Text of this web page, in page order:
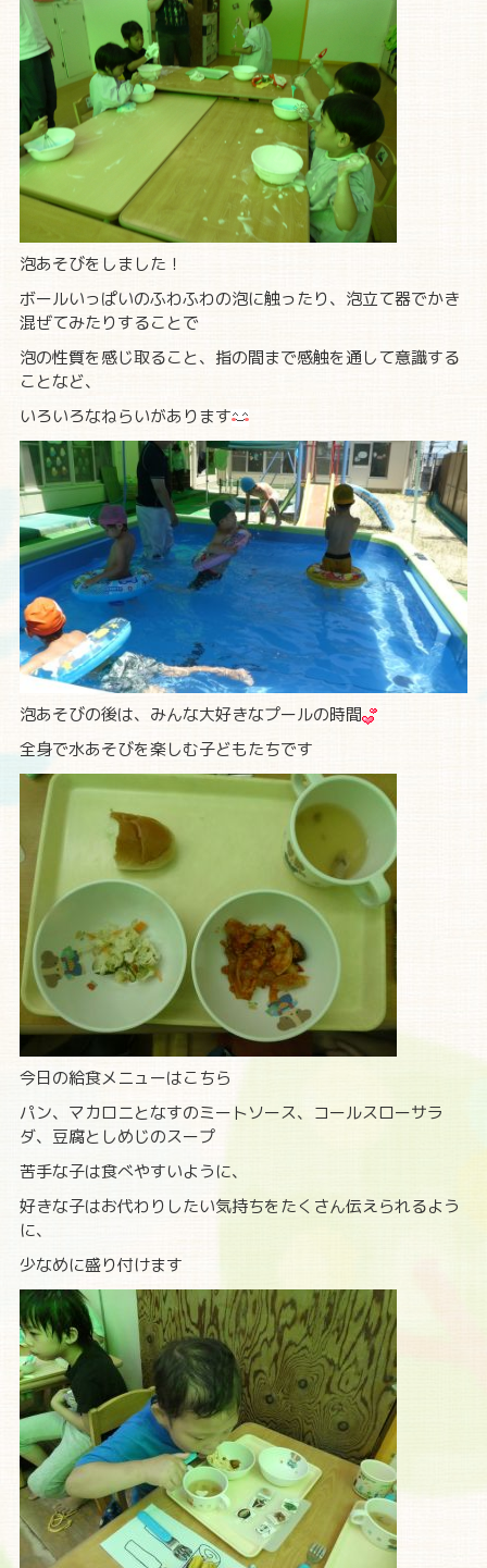
泡あそびをしました！
ボールいっぱいのふわふわの泡に触ったり、泡立て器でかき
混ぜてみたりすることで
泡の性質を感じ取ること、指の間まで感触を通して意識する
ことなど、
いろいろなねらいがあります
泡あそびの後は、みんな大好きなプールの時間
全身で水あそびを楽しむ子どもたちです
今日の給食メニューはこちら
パン、マカロニとなすのミートソース、コールスローサラ
ダ、豆腐としめじのスープ
苦手な子は食べやすいように、
好きな子はお代わりしたい気持ちをたくさん伝えられるよう
に、
少なめに盛り付けます